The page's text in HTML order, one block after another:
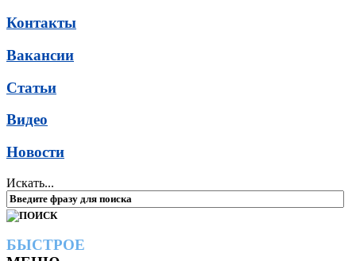
Контакты
Вакансии
Статьи
Видео
Новости
Искать...
БЫСТРОЕ